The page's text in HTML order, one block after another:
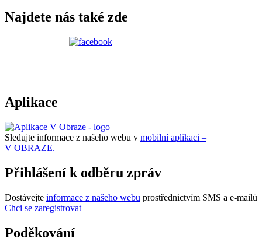
Najdete nás také zde
Aplikace
Sledujte informace z našeho webu v mobilní aplikaci –
V OBRAZE.
Přihlášení k odběru zpráv
Dostávejte informace z našeho webu prostřednictvím SMS a e-mailů
Chci se zaregistrovat
Poděkování